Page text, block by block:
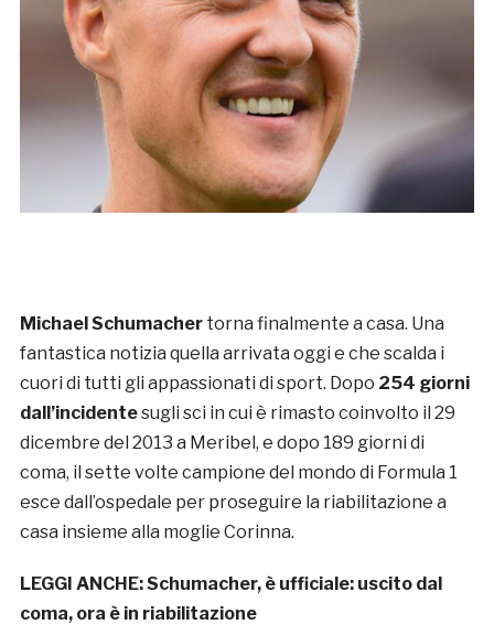
Michael Schumachertorna finalmente a casa. Una
fantastica notizia quella arrivata oggi e che scalda i
cuori di tutti gli appassionati di sport. Dopo 254 giorni
dall’incidentesugli sci in cui è rimasto coinvolto il 29
dicembre del 2013 a Meribel, e dopo 189 giorni di
coma, il sette volte campione del mondo di Formula 1
esce dall’ospedale per proseguire la riabilitazione a
casa insieme alla moglie Corinna.
LEGGI ANCHE:Schumacher, è ufficiale: uscito dal
coma, ora è in riabilitazione